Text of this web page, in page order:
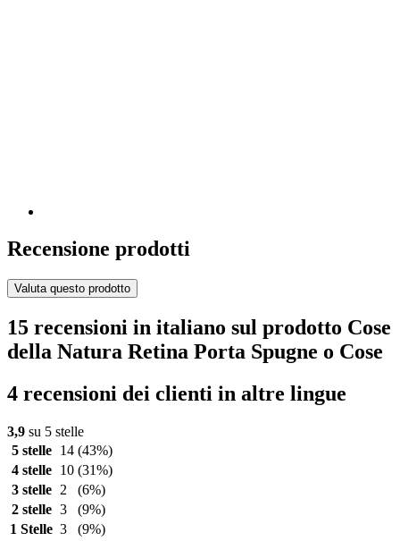
Recensione prodotti
Valuta questo prodotto
15 recensioni in italiano sul prodotto Cose
della Natura Retina Porta Spugne o Cose
4 recensioni dei clienti in altre lingue
3,9 su 5 stelle
5 stelle
14 (43%)
4 stelle
10 (31%)
3 stelle
2
(6%)
2 stelle 3
(9%)
1 Stelle 3 (9%)